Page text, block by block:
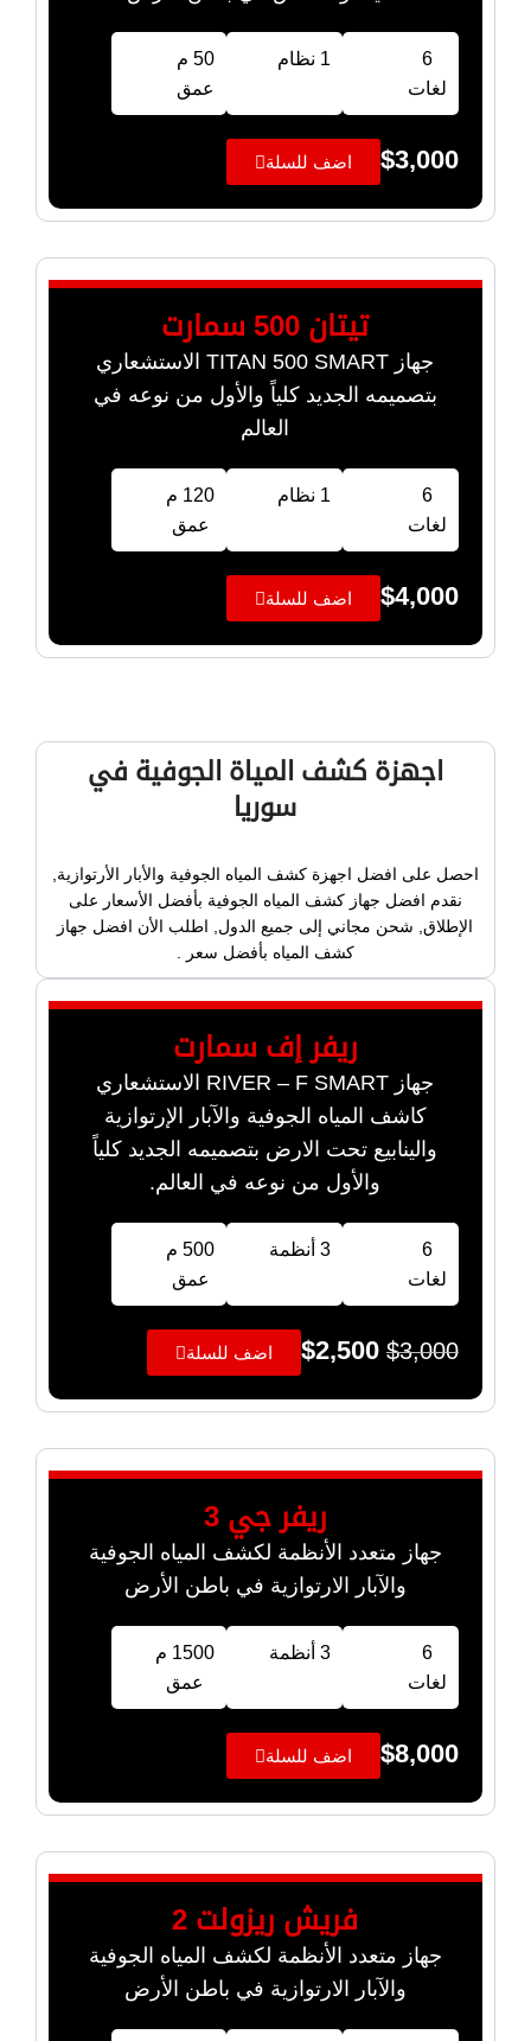
6
لغات
1 نظام
50 م
عمق
$3,000 اضف للسلة
تيتان 500 سمارت
جهاز TITAN 500 SMART الاستشعاري
بتصميمه الجديد كلياً والأول من نوعه في
العالم
6
لغات
1 نظام
120 م
عمق
$4,000 اضف للسلة
اجهزة كشف المياة الجوفية في
سوريا
احصل على افضل اجهزة كشف المياه الجوفية والأبار الأرتوازية,
نقدم افضل جهاز كشف المياه الجوفية بأفضل الأسعار على
الإطلاق, شحن مجاني إلى جميع الدول, اطلب الأن افضل جهاز
كشف المياه بأفضل سعر .
ريفر إف سمارت
جهاز RIVER – F SMART الاستشعاري
كاشف المياه الجوفية والآبار الإرتوازية
والينابيع تحت الارض بتصميمه الجديد كلياً
والأول من نوعه في العالم.
6
لغات
3 أنظمة
500 م
عمق
$3,000
$2,500 اضف للسلة
ريفر جي 3
جهاز متعدد الأنظمة لكشف المياه الجوفية
والآبار الارتوازية في باطن الأرض
6
لغات
3 أنظمة
1500 م
عمق
$8,000 اضف للسلة
فريش ريزولت 2
جهاز متعدد الأنظمة لكشف المياه الجوفية
والآبار الارتوازية في باطن الأرض